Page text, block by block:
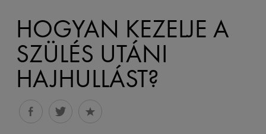
HOGYAN KEZELJE A
SZÜLÉS UTÁNI
HAJHULLÁST?